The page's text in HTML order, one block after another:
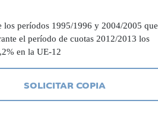
los períodos 1995/1996 y 2004/2005 que
el período de cuotas 2012/2013 los
en la UE-12
SOLICITAR COPIA